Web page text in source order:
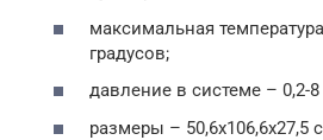
максимальная
градусов;
давление в системе – 0,2-
размеры – 50,6х106,6х27,5